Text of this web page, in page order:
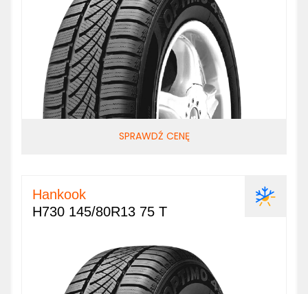
SPRAWDŹ CENĘ
Hankook
H730 145/80R13 75 T